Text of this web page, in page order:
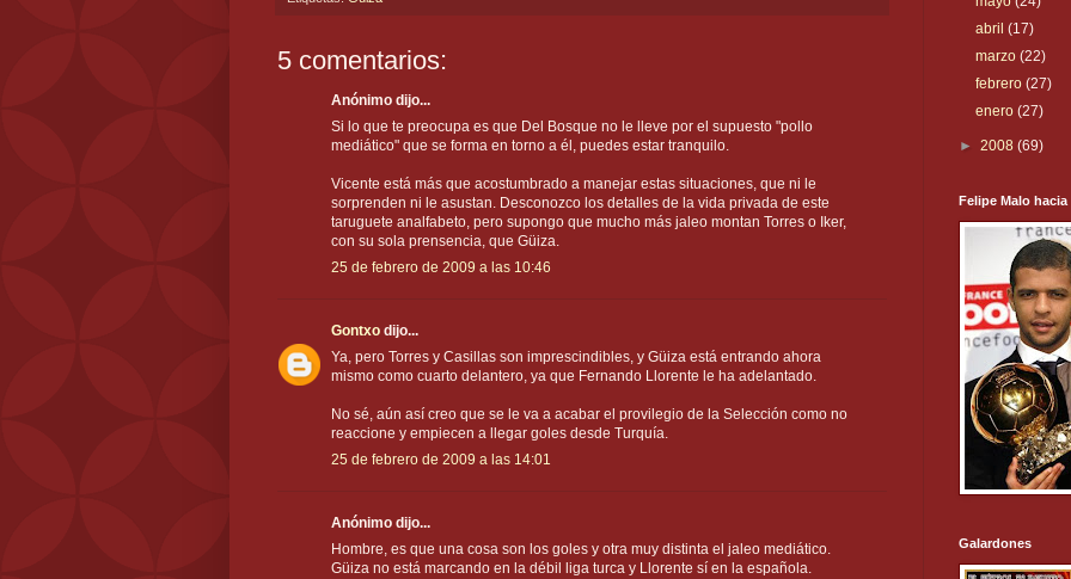
5 comentarios:
Anónimo dijo...
Si lo que te preocupa es que Del Bosque no le lleve por el supuesto "pollo
mediático" que se forma en torno a él, puedes estar tranquilo.
Vicente está más que acostumbrado a manejar estas situaciones, que ni le
sorprenden ni le asustan. Desconozco los detalles de la vida privada de este
taruguete analfabeto, pero supongo que mucho más jaleo montan Torres o Iker,
con su sola prensencia, que Güiza.
25 de febrero de 2009 a las 10:46
Gontxo dijo...
Ya, pero Torres y Casillas son imprescindibles, y Güiza está entrando ahora
mismo como cuarto delantero, ya que Fernando Llorente le ha adelantado.
No sé, aún así creo que se le va a acabar el provilegio de la Selección como no
reaccione y empiecen a llegar goles desde Turquía.
25 de febrero de 2009 a las 14:01
Anónimo dijo...
Hombre, es que una cosa son los goles y otra muy distinta el jaleo mediático.
Güiza no está marcando en la débil liga turca y Llorente sí en la española.
abril(17)
marzo(22)
febrero(27)
enero(27)
► 2008 (69)
Felipe Malo
Galardones